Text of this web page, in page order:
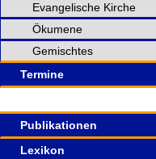
Evangelische Kirche
Ökumene
Gemischtes
Termine
Publikationen
Lexikon